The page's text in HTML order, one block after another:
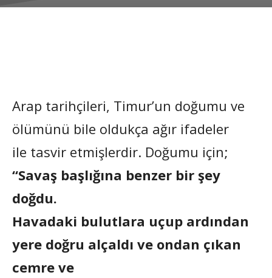
Arap tarihçileri, Timur’un doğumu ve
ölümünü bile oldukça ağır ifadeler
ile tasvir etmişlerdir. Doğumu için;
“Savaş başlığına benzer bir şey
doğdu.
Havadaki bulutlara uçup ardından
yere doğru alçaldı ve ondan çıkan
cemre ve